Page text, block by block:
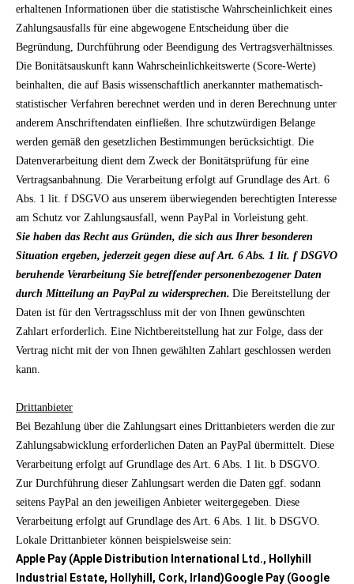
erhaltenen Informationen über die statistische Wahrscheinlichkeit eines
Zahlungsausfalls für eine abgewogene Entscheidung über die
Begründung, Durchführung oder Beendigung des Vertragsverhältnisses.
Die Bonitätsauskunft kann Wahrscheinlichkeitswerte (Score-Werte)
beinhalten, die auf Basis wissenschaftlich anerkannter mathematisch-
statistischer Verfahren berechnet werden und in deren Berechnung unter
anderem Anschriftendaten einfließen. Ihre schutzwürdigen Belange
werden gemäß den gesetzlichen Bestimmungen berücksichtigt. Die
Datenverarbeitung dient dem Zweck der Bonitätsprüfung für eine
Vertragsanbahnung. Die Verarbeitung erfolgt auf Grundlage des Art. 6
Abs. 1 lit. f DSGVO aus unserem überwiegenden berechtigten Interesse
am Schutz vor Zahlungsausfall, wenn PayPal in Vorleistung geht.
Sie haben das Recht aus Gründen, die sich aus Ihrer besonderen
Situation ergeben, jederzeit gegen diese auf Art. 6 Abs. 1 lit. f DSGVO
beruhende Verarbeitung Sie betreffender personenbezogener Daten
durch Mitteilung an PayPal zu widersprechen. Die Bereitstellung der
Daten ist für den Vertragsschluss mit der von Ihnen gewünschten
Zahlart erforderlich. Eine Nichtbereitstellung hat zur Folge, dass der
Vertrag nicht mit der von Ihnen gewählten Zahlart geschlossen werden
kann.
Drittanbieter
Bei Bezahlung über die Zahlungsart eines Drittanbieters werden die zur
Zahlungsabwicklung erforderlichen Daten an PayPal übermittelt. Diese
Verarbeitung erfolgt auf Grundlage des Art. 6 Abs. 1 lit. b DSGVO.
Zur Durchführung dieser Zahlungsart werden die Daten ggf. sodann
seitens PayPal an den jeweiligen Anbieter weitergegeben. Diese
Verarbeitung erfolgt auf Grundlage des Art. 6 Abs. 1 lit. b DSGVO.
Lokale Drittanbieter können beispielsweise sein:
Apple Pay (Apple Distribution International Ltd., Hollyhill
Industrial Estate, Hollyhill, Cork, Irland)Google Pay (Google